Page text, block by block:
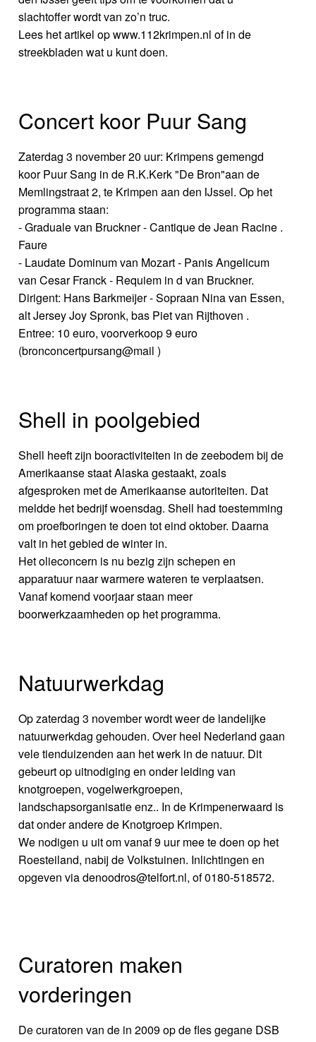
slachtoffer wordt van zo’n truc.
Lees het artikel op www.112krimpen.nl of in de
streekbladen wat u kunt doen.
Concert koor Puur Sang
Zaterdag 3 november 20 uur: Krimpens gemengd
koor Puur Sang in de R.K.Kerk "De Bron"aan de
Memlingstraat 2, te Krimpen aan den IJssel. Op het
programma staan:
- Graduale van Bruckner - Cantique de Jean Racine .
Faure
- Laudate Dominum van Mozart - Panis Angelicum
van Cesar Franck - Requiem in d van Bruckner.
Dirigent: Hans Barkmeijer - Sopraan Nina van Essen,
alt Jersey Joy Spronk, bas Piet van Rijthoven .
Entree: 10 euro, voorverkoop 9 euro
(bronconcertpursang@mail )
Shell in poolgebied
Shell heeft zijn booractiviteiten in de zeebodem bij de
Amerikaanse staat Alaska gestaakt, zoals
afgesproken met de Amerikaanse autoriteiten. Dat
meldde het bedrijf woensdag. Shell had toestemming
om proefboringen te doen tot eind oktober. Daarna
valt in het gebied de winter in.
Het olieconcern is nu bezig zijn schepen en
apparatuur naar warmere wateren te verplaatsen.
Vanaf komend voorjaar staan meer
boorwerkzaamheden op het programma.
Natuurwerkdag
Op zaterdag 3 november wordt weer de landelijke
natuurwerkdag gehouden. Over heel Nederland gaan
vele tienduizenden aan het werk in de natuur. Dit
gebeurt op uitnodiging en onder leiding van
knotgroepen, vogelwerkgroepen,
landschapsorganisatie enz.. In de Krimpenerwaard is
dat onder andere de Knotgroep Krimpen.
We nodigen u uit om vanaf 9 uur mee te doen op het
Roesteiland, nabij de Volkstuinen. Inlichtingen en
opgeven via denoodros@telfort.nl, of 0180-518572.
Curatoren maken
vorderingen
De curatoren van de in 2009 op de fles gegane DSB